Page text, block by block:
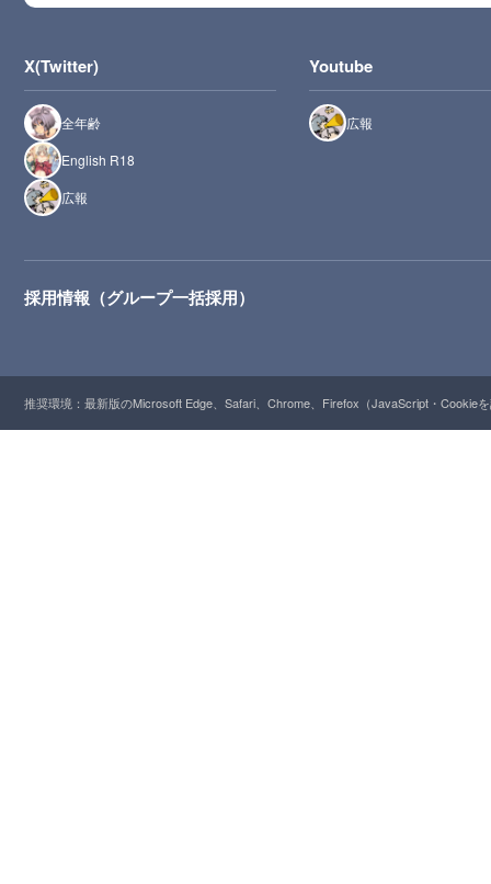
X(Twitter)
全年齢
English R18
広報
Youtube
広報
採用情報（グループ一括採用）
推奨環境：最新版のMicrosoft Edge、Safari、Chrome、Firefox（JavaScript・Cookie